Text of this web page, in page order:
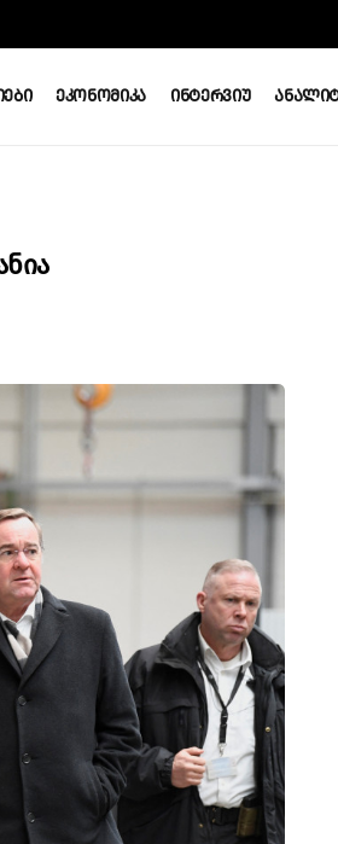
Ეკონომიკა Ინტერვიუ